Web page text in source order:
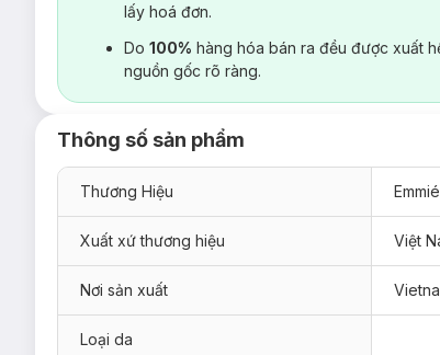
lấy hoá đơn.
Do 100% hàng hóa bán ra đều được xuất
nguồn gốc rõ ràng.
Thông số sản phẩm
Thương Hiệu
Xuất xứ thương hiệu Việt
Nơi sản xuất
Loại da